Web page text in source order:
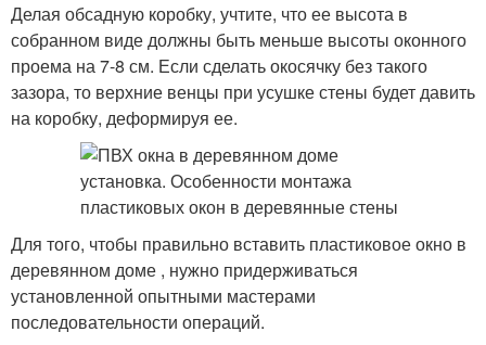
Делая обсадную коробку, учтите, что ее высота в
собранном виде должны быть меньше высоты оконного
проема на 7-8 см. Если сделать окосячку без такого
зазора, то верхние венцы при усушке стены будет давить
на коробку, деформируя ее.
Для того, чтобы правильно вставить пластиковое окно в
деревянном доме , нужно придерживаться
установленной опытными мастерами
последовательности операций.